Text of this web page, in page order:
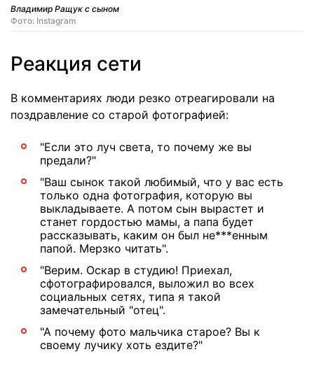
Владимир Ращук с сыном
Фото: Instagram
Реакция сети
В комментариях люди резко отреагировали на
поздравление со старой фотографией:
"Если это луч света, то почему же вы
предали?"
"Ваш сынок такой любимый, что у вас есть
только одна фотография, которую вы
выкладываете. А потом сын вырастет и
станет гордостью мамы, а папа будет
рассказывать, каким он был не***енным
папой. Мерзко читать".
"Верим. Оскар в студию! Приехал,
сфотографировался, выложил во всех
социальных сетях, типа я такой
замечательный "отец".
"А почему фото мальчика старое? Вы к
своему лучику хоть ездите?"